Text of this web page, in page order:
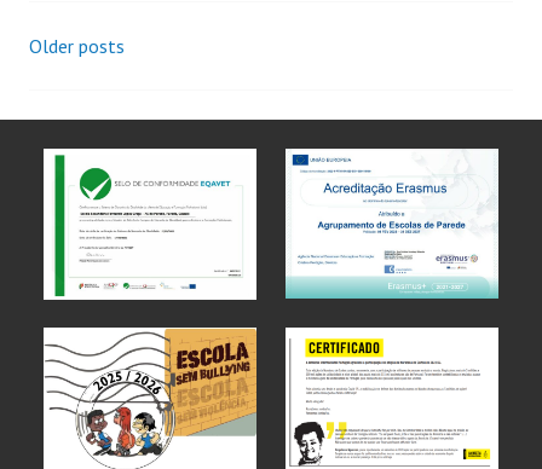
Older posts